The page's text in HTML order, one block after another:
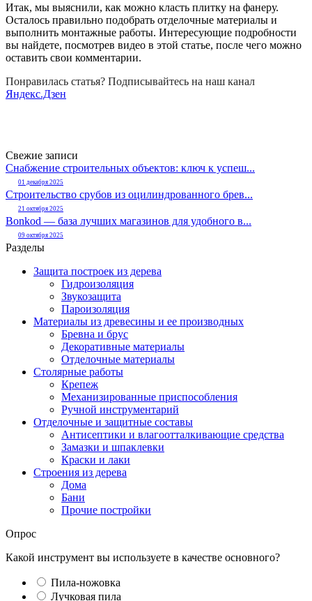
Итак, мы выяснили, как можно класть плитку на фанеру.
Осталось правильно подобрать отделочные материалы и
выполнить монтажные работы. Интересующие подробности
вы найдете, посмотрев видео в этой статье, после чего можно
оставить свои комментарии.
Понравилась статья? Подписывайтесь на наш канал
Яндекс.Дзен
Свежие записи
Снабжение строительных объектов: ключ к успеш...
01 декабря 2025
Строительство срубов из оцилиндрованного брев...
21 октября 2025
Bonkod — база лучших магазинов для удобного в...
09 октября 2025
Разделы
Защита построек из дерева
Гидроизоляция
Звукозащита
Пароизоляция
Материалы из древесины и ее производных
Бревна и брус
Декоративные материалы
Отделочные материалы
Столярные работы
Крепеж
Механизированные приспособления
Ручной инструментарий
Отделочные и защитные составы
Антисептики и влагоотталкивающие средства
Замазки и шпаклевки
Краски и лаки
Строения из дерева
Дома
Бани
Прочие постройки
Опрос
Какой инструмент вы используете в качестве основного?
Пила-ножовка
Лучковая пила